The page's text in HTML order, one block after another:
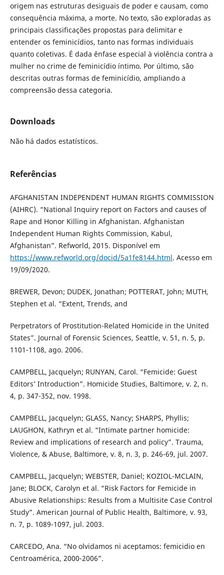
origem nas estruturas desiguais de poder e causam, como
consequência máxima, a morte. No texto, são exploradas as
principais classificações propostas para delimitar e
entender os feminicídios, tanto nas formas individuais
quanto coletivas. É dada ênfase especial à violência contra a
mulher no crime de feminicídio íntimo. Por último, são
descritas outras formas de feminicídio, ampliando a
compreensão dessa categoria.
Downloads
Não há dados estatísticos.
Referências
AFGHANISTAN INDEPENDENT HUMAN RIGHTS COMMISSION
(AIHRC). “National Inquiry report on Factors and causes of
Rape and Honor Killing in Afghanistan. Afghanistan
Independent Human Rights Commission, Kabul,
Afghanistan”. Refworld, 2015. Disponível em
https://www.refworld.org/docid/5a1fe8144.html. Acesso em
19/09/2020.
BREWER, Devon; DUDEK, Jonathan; POTTERAT, John; MUTH,
Stephen et al. “Extent, Trends, and
Perpetrators of Prostitution-Related Homicide in the United
States”. Journal of Forensic Sciences, Seattle, v. 51, n. 5, p.
1101-1108, ago. 2006.
CAMPBELL, Jacquelyn; RUNYAN, Carol. “Femicide: Guest
Editors’ Introduction”. Homicide Studies, Baltimore, v. 2, n.
4, p. 347-352, nov. 1998.
CAMPBELL, Jacquelyn; GLASS, Nancy; SHARPS, Phyllis;
LAUGHON, Kathryn et al. “Intimate partner homicide:
Review and implications of research and policy”. Trauma,
Violence, & Abuse, Baltimore, v. 8, n. 3, p. 246-69, jul. 2007.
CAMPBELL, Jacquelyn; WEBSTER, Daniel; KOZIOL-MCLAIN,
Jane; BLOCK, Carolyn et al. “Risk Factors for Femicide in
Abusive Relationships: Results from a Multisite Case Control
Study”. American Journal of Public Health, Baltimore, v. 93,
n. 7, p. 1089-1097, jul. 2003.
CARCEDO, Ana. “No olvidamos ni aceptamos: femicidio en
Centroamérica, 2000-2006”.